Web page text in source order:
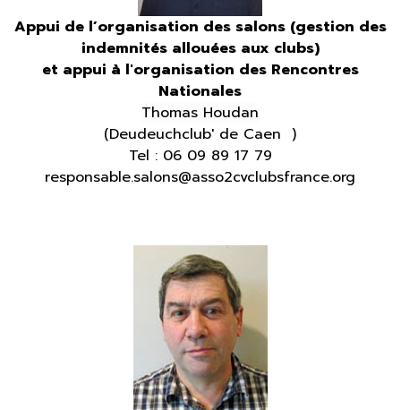
Appui de l’organisation des salons (gestion des
indemnités allouées aux clubs)
et appui à l'organisation des Rencontres
Nationales
Thomas Houdan
(Deudeuchclub' de Caen )
Tel : 06 09 89 17 79
responsable.salons@asso2cvclubsfrance.org